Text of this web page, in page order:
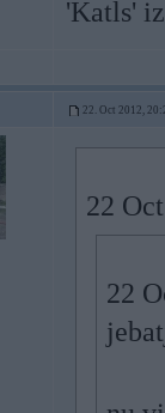
'Katls'
22. Oct 2012,
22
22